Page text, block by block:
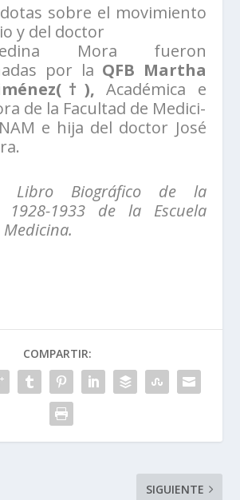
sobre el movimiento
y del doctor
Mora fueron
por la QFB Martha
Académica e
de la Facultad de Medici-
e hija del doctor José
Libro Biográfico de la
1928-1933 de la Escuela
COMPARTIR:
SIGUIENTE